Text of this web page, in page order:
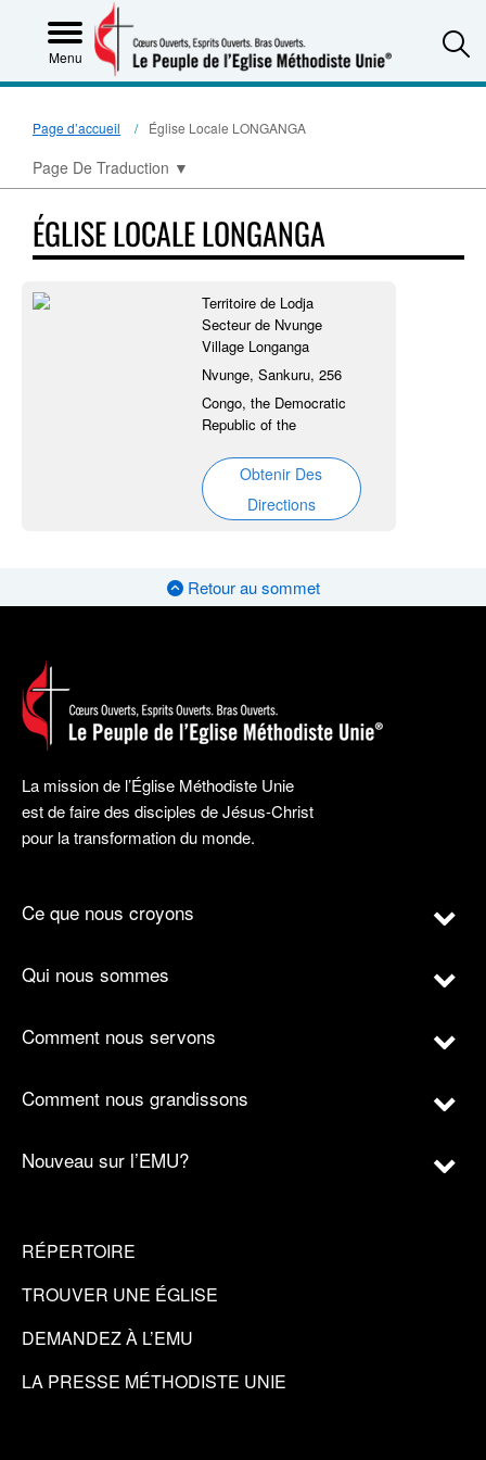
Menu
Page d’accueil Église Locale LONGANGA
Page De Traduction ▼
ÉGLISE LOCALE LONGANGA
Territoire de Lodja
Secteur de Nvunge
Village Longanga
Nvunge, Sankuru, 256
Congo, the Democratic
Republic of the
Obtenir Des
Directions
Retour au sommet
La mission de l’Église Méthodiste Unie
est de faire des disciples de Jésus-Christ
pour la transformation du monde.
Ce que nous croyons
Qui nous sommes
Comment nous servons
Comment nous grandissons
Nouveau sur l’EMU?
RÉPERTOIRE
TROUVER UNE ÉGLISE
DEMANDEZ À L’EMU
LA PRESSE MÉTHODISTE UNIE